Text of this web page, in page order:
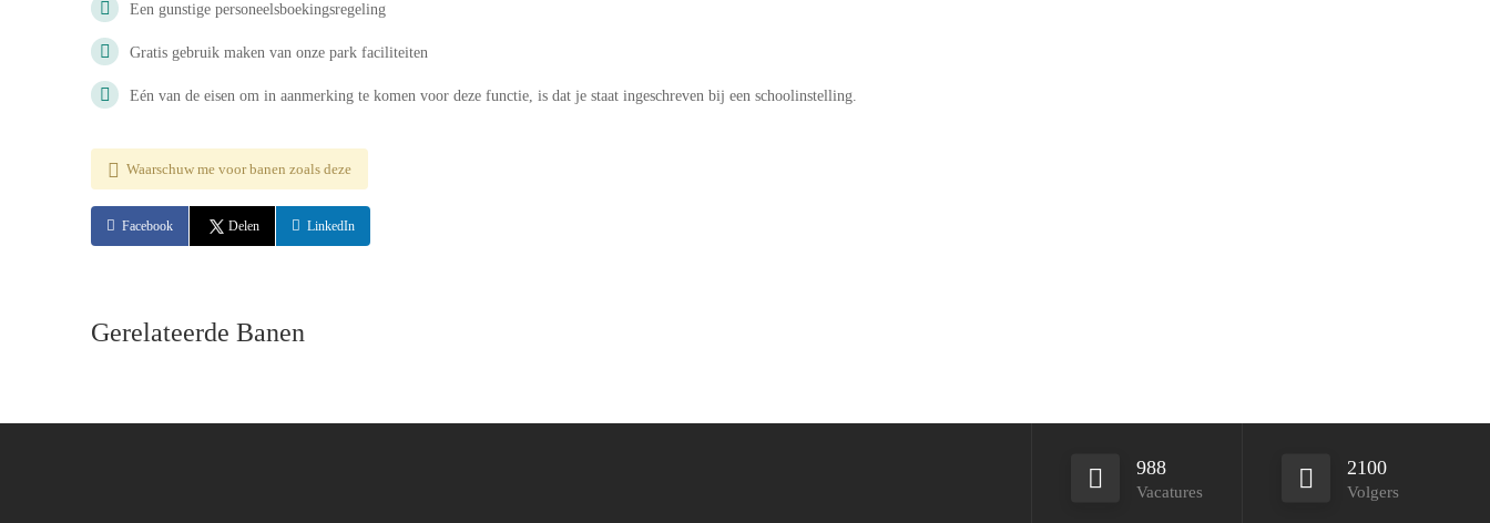
Een gunstige personeelsboekingsregeling
Gratis gebruik maken van onze park faciliteiten
Eén van de eisen om in aanmerking te komen voor deze functie, is dat je staat ingeschreven bij een schoolinstelling.
Waarschuw me voor banen zoals deze
Facebook Delen LinkedIn
Gerelateerde Banen
988
Vacatures
2100
Volgers